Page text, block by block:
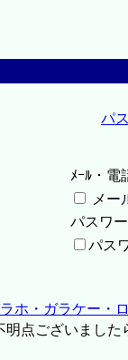
パ
ﾒｰﾙ・電
メー
パスワ
パス
ホ・ガラケー・
点ございました